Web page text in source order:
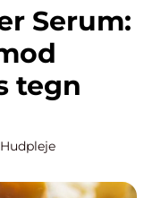
tegn
Hudpleje